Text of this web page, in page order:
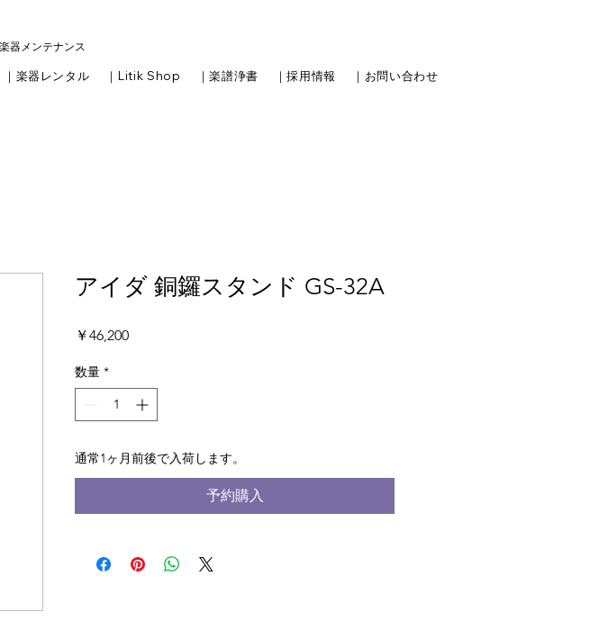
器メンテナンス
｜楽器レンタル ｜Litik Shop ｜楽譜浄書 ｜採用情報 ｜お問い合わせ
アイダ 銅鑼スタンド GS-32A
￥46,200価
数量 *
通常1ヶ月前後で入荷します。
予約購入